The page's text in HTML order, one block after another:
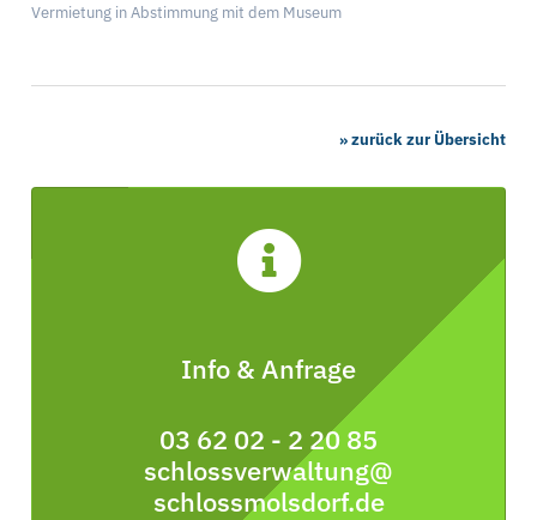
Vermietung in Abstimmung mit dem Museum
» zurück zur Übersicht
Info & Anfrage
03 62 02 - 2 20 85
schlossverwaltung@
schlossmolsdorf.de